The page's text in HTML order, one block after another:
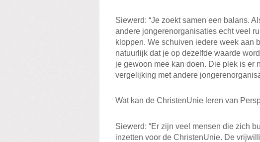
Siewerd: “Je zoekt samen een balans.
andere jongerenorganisaties echt veel
kloppen. We schuiven iedere week aan
natuurlijk dat je op dezelfde waarde
je gewoon mee kan doen. Die plek is er
vergelijking met andere
Wat kan de ChristenUnie leren van
Siewerd: “Er zijn veel mensen die zich
inzetten voor de ChristenUnie. De